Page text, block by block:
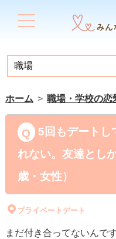
ホーム 職場・学校の恋
5回もデートし
れない。友達とし
歳・女性）
プライベートデート
まだ付き合ってないんで